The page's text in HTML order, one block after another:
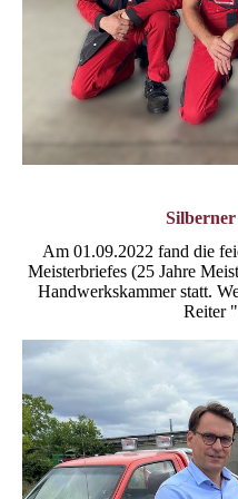
Am 01.09.2022 fand die
Meisterbriefes (25 Jahre
Handwerkskammer statt.
Reiter